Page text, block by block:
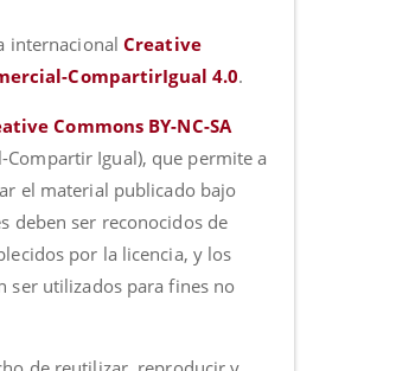
internacionalCreative
CompartirIgual 4.0.
Commons BY-NC-SA
Igual), que permite a
el material publicado bajo
deben ser reconocidos de
por la licencia, y los
ser utilizados para fines no